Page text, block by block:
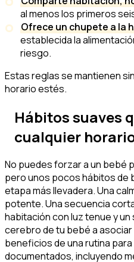
al menos los primeros
Ofrece un chupete a la
establecida la
riesgo.
Estas reglas se mantienen
horario estés.
Hábitos suaves
cualquier
No puedes forzar a un bebé
pero unos pocos hábitos de
etapa más llevadera. Una
potente. Una secuencia
habitación con luz tenue y
cerebro de tu bebé a
beneficios de una rutina
documentados, incluyendo